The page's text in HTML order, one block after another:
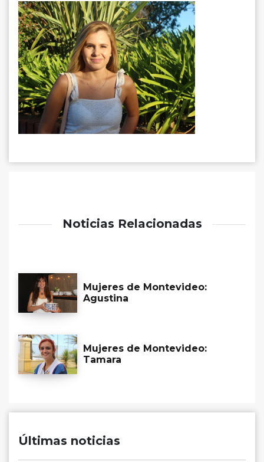
Noticias Relacionadas
Mujeres de Montevideo:
Agustina
Mujeres de Montevideo:
Tamara
Últimas noticias